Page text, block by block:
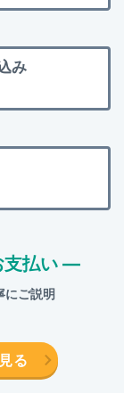
み
支払い ―
にご説明
る